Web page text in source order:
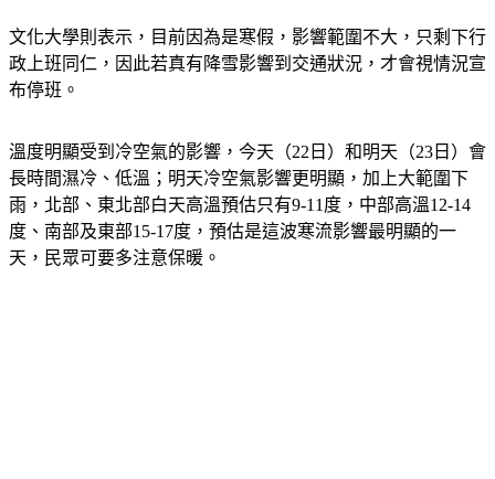
文化大學則表示，目前因為是寒假，影響範圍不大，只剩下行
政上班同仁，因此若真有降雪影響到交通狀況，才會視情況宣
布停班。
溫度明顯受到冷空氣的影響，今天（22日）和明天（23日）會
長時間濕冷、低溫；明天冷空氣影響更明顯，加上大範圍下
雨，北部、東北部白天高溫預估只有9-11度，中部高溫12-14
度、南部及東部15-17度，預估是這波寒流影響最明顯的一
天，民眾可要多注意保暖。